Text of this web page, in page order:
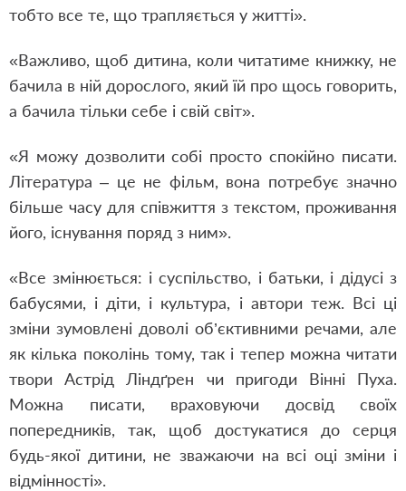
тобто все те, що трапляється у житті».
«Важливо, щоб дитина, коли читатиме книжку, не
бачила в ній дорослого, який їй про щось говорить,
а бачила тільки себе і свій світ».
«Я можу дозволити собі просто спокійно писати.
Література – це не фільм, вона потребує значно
більше часу для співжиття з текстом, проживання
його, існування поряд з ним».
«Все змінюється: і суспільство, і батьки, і дідусі з
бабусями, і діти, і культура, і автори теж. Всі ці
зміни зумовлені доволі об’єктивними речами, але
як кілька поколінь тому, так і тепер можна читати
твори Астрід Ліндґрен чи пригоди Вінні Пуха.
Можна писати, враховуючи досвід своїх
попередників, так, щоб достукатися до серця
будь-якої дитини, не зважаючи на всі оці зміни і
відмінності».